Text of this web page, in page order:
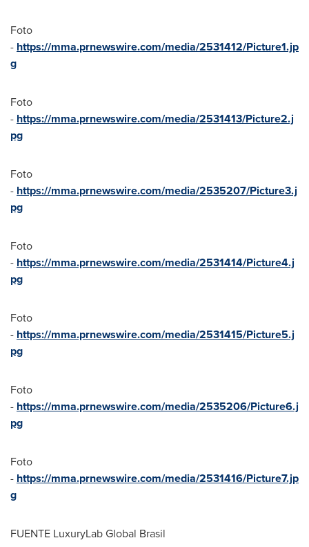
Foto
- https://mma.prnewswire.com/media/2531412/Picture1.jp
g
Foto
- https://mma.prnewswire.com/media/2531413/Picture2.j
pg
Foto
- https://mma.prnewswire.com/media/2535207/Picture3.j
pg
Foto
- https://mma.prnewswire.com/media/2531414/Picture4.j
pg
Foto
- https://mma.prnewswire.com/media/2531415/Picture5.j
pg
Foto
- https://mma.prnewswire.com/media/2535206/Picture6.j
pg
Foto
- https://mma.prnewswire.com/media/2531416/Picture7.jp
g
FUENTE LuxuryLab Global Brasil